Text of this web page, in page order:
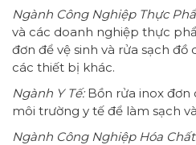
Ngành Công Nghiệp Thực
và các doanh nghiệp thực
đơn để vệ sinh và rửa sạch đồ
các thiết bị khác.
Ngành Y Tế:Bồn rửa inox đơn
môi trường y tế để làm sạch
Ngành Công Nghiệp Hóa